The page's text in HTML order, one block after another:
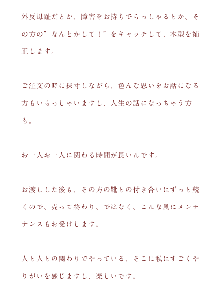
外反母趾だとか、障害をお持ちでらっしゃるとか、そ
の方の”なんとかして！”をキャッチして、木型を補
正します。
ご注文の時に採寸しながら、色んな思いをお話になる
方もいらっしゃいますし、人生の話になっちゃう方
も。
お一人お一人に関わる時間が長いんです。
お渡しした後も、その方の靴との付き合いはずっと続
くので、売って終わり、ではなく、こんな風にメンテ
ナンスもお受けします。
人と人との関わりでやっている、そこに私はすごくや
りがいを感じますし、楽しいです。